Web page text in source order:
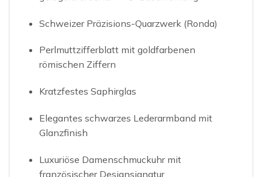
Schweizer Präzisions-Quarzwerk (Ronda)
Perlmuttzifferblatt mit goldfarbenen
römischen Ziffern
Kratzfestes Saphirglas
Elegantes schwarzes Lederarmband mit
Glanzfinish
Luxuriöse Damenschmuckuhr mit
französischer Designsignatur